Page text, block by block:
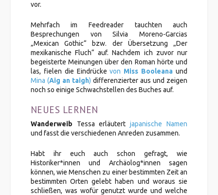
vor.
Mehrfach im Feedreader tauchten auch
Besprechungen von Silvia Moreno-Garcias
„Mexican Gothic“ bzw. der Übersetzung „Der
mexikanische Fluch“ auf. Nachdem ich zuvor nur
begeisterte Meinungen über den Roman hörte und
las, fielen die Eindrückevon Miss Booleana und
Mina (Aig an taigh) differenzierter aus und zeigen
noch so einige Schwachstellen des Buches auf.
NEUES LERNEN
Wanderweib Tessa erläutertjapanische Namen
und fasst die verschiedenen Anreden zusammen.
Habt ihr euch auch schon gefragt, wie
Historiker*innen und Archäolog*innen sagen
können, wie Menschen zu einer bestimmten Zeit an
bestimmten Orten gelebt haben und woraus sie
schließen, was wofür genutzt wurde und welche